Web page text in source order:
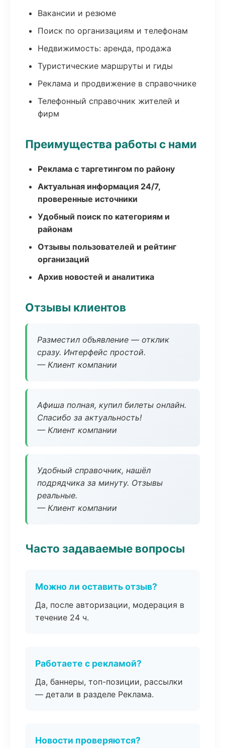
Вакансии и резюме
Поиск по организациям и телефонам
Недвижимость: аренда, продажа
Туристические маршруты и гиды
Реклама и продвижение в справочнике
Телефонный справочник жителей и
фирм
Преимущества работы с нами
Реклама с таргетингом по району
Актуальная информация 24/7,
проверенные источники
Удобный поиск по категориям и
районам
Отзывы пользователей и рейтинг
организаций
Архив новостей и аналитика
Отзывы клиентов
Разместил объявление — отклик
сразу. Интерфейс простой.
— Клиент компании
Афиша полная, купил билеты онлайн.
Спасибо за актуальность!
— Клиент компании
Удобный справочник, нашёл
подрядчика за минуту. Отзывы
реальные.
— Клиент компании
Часто задаваемые вопросы
Можно ли оставить отзыв?
Да, после авторизации, модерация в
течение 24 ч.
Работаете с рекламой?
Да, баннеры, топ-позиции, рассылки
— детали в разделе Реклама.
Новости проверяются?